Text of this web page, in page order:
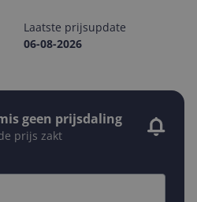
Laatste prijsupdate
06-08-2026
geen prijsdaling
prijs zakt